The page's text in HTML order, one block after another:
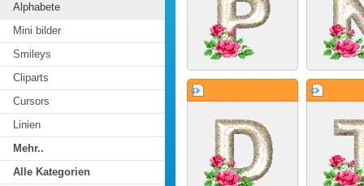
Alphabete
Mini bilder
Smileys
Cliparts
Cursors
Linien
Mehr..
Alle Kategorien